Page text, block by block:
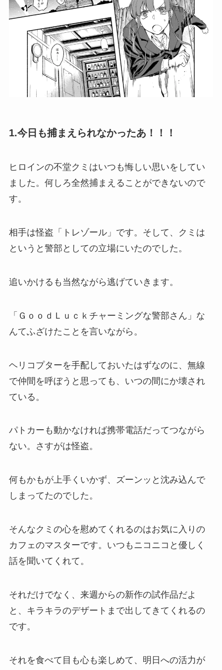
1.今日も捕まえられなかったあ！！！
ヒロインの不堂クミはいつも悔しい思いをしてい
ました。何しろ全然捕まえることができないので
す。
相手は怪盗「トレゾール」です。そして、クミは
というと警部としての立場にいたのでした。
追いかけるも当然ながら逃げていきます。
「ＧｏｏｄＬｕｃｋチャーミングな警部さん」な
んてふざけたことを言いながら。
ヘリコプターを手配しておいたはずなのに、無線
で仲間を呼ぼうと思っても、いつの間にか壊され
ている。
パトカーも動かなければ携帯電話だってつながら
ない。さすがは怪盗。
何もかもが上手くいかず、ズーンッと沈み込んで
しまってたのでした。
そんなクミの心を慰めてくれるのはお気に入りの
カフェのマスターです。いつもニコニコと優しく
話を聞いてくれて。
それだけでなく、来週からの新作の試作品だよ
と、キラキラのデザートまで出してきてくれるの
です。
それを食べて目も心も楽しめて、明日への活力が